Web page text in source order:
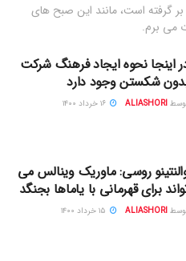
گرفته است، مانند این صبح های
می برم.
اینجا نحوه ایجاد فرهنگ شرکت
شکستن وجود دارد
ALIASHORI ۱۶ خرداد ۱۴۰۰
روسی: ماوریک وینالس می
برای قهرمانی با یاماها بجنگد
ALIASHORI